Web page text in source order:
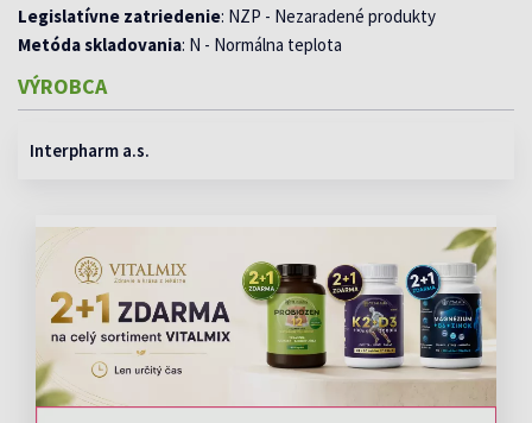
Legislatívne zatriedenie: NZP - Nezaradené produkty
Metóda skladovania: N - Normálna teplota
VÝROBCA
Interpharm a.s.